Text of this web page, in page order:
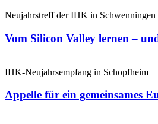
Neujahrstreff der IHK in Schwenningen
Vom Silicon Valley lernen –
IHK-Neujahrsempfang in Schopfheim
Appelle für ein gemeinsames